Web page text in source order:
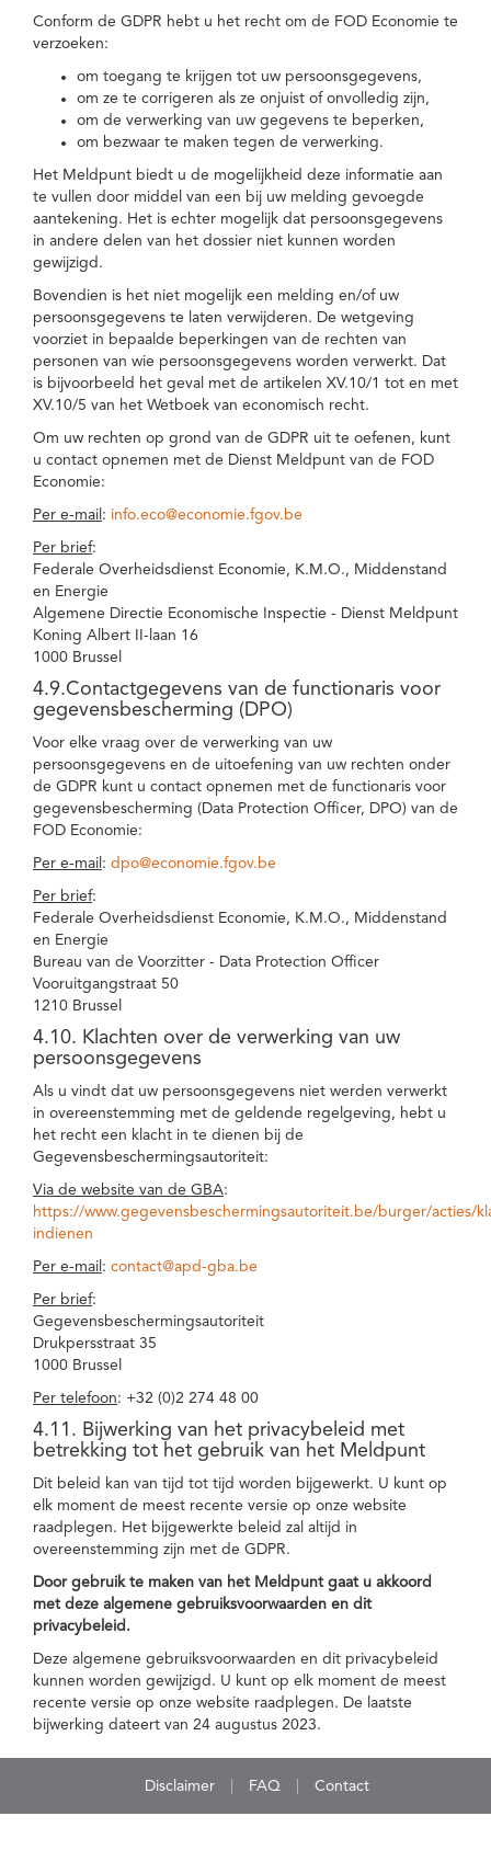
Conform de GDPR hebt u het recht om de FOD Economie te
verzoeken:
om toegang te krijgen tot uw persoonsgegevens,
om ze te corrigeren als ze onjuist of onvolledig zijn,
om de verwerking van uw gegevens te beperken,
om bezwaar te maken tegen de verwerking.
Het Meldpunt biedt u de mogelijkheid deze informatie aan
te vullen door middel van een bij uw melding gevoegde
aantekening. Het is echter mogelijk dat persoonsgegevens
in andere delen van het dossier niet kunnen worden
gewijzigd.
Bovendien is het niet mogelijk een melding en/of uw
persoonsgegevens te laten verwijderen. De wetgeving
voorziet in bepaalde beperkingen van de rechten van
personen van wie persoonsgegevens worden verwerkt. Dat
is bijvoorbeeld het geval met de artikelen XV.10/1 tot en met
XV.10/5 van het Wetboek van economisch recht.
Om uw rechten op grond van de GDPR uit te oefenen, kunt
u contact opnemen met de Dienst Meldpunt van de FOD
Economie:
Per e-mail : info.eco@economie.fgov.be
Per brief:
Federale Overheidsdienst Economie, K.M.O., Middenstand
en Energie
Algemene Directie Economische Inspectie - Dienst Meldpunt
Koning Albert II-laan 16
1000 Brussel
4.9.Contactgegevens van de functionaris voor
gegevensbescherming (DPO)
Voor elke vraag over de verwerking van uw
persoonsgegevens en de uitoefening van uw rechten onder
de GDPR kunt u contact opnemen met de functionaris voor
gegevensbescherming (Data Protection Officer, DPO) van de
FOD Economie:
Per e-mail : dpo@economie.fgov.be
Per brief:
Federale Overheidsdienst Economie, K.M.O., Middenstand
en Energie
Bureau van de Voorzitter - Data Protection Officer
Vooruitgangstraat 50
1210 Brussel
4.10. Klachten over de verwerking van uw
persoonsgegevens
Als u vindt dat uw persoonsgegevens niet werden verwerkt
in overeenstemming met de geldende regelgeving, hebt u
het recht een klacht in te dienen bij de
Gegevensbeschermingsautoriteit:
Via de website van de GBA:
https://www.gegevensbeschermingsautoriteit.be/burger/acties/
indienen
Per e-mail : contact@apd-gba.be
Per brief:
Gegevensbeschermingsautoriteit
Drukpersstraat 35
1000 Brussel
Per telefoon: +32 (0)2 274 48 00
4.11. Bijwerking van het privacybeleid met
betrekking tot het gebruik van het Meldpunt
Dit beleid kan van tijd tot tijd worden bijgewerkt. U kunt op
elk moment de meest recente versie op onze website
raadplegen. Het bijgewerkte beleid zal altijd in
overeenstemming zijn met de GDPR.
Door gebruik te maken van het Meldpunt gaat u akkoord
met deze algemene gebruiksvoorwaarden en dit
privacybeleid.
Deze algemene gebruiksvoorwaarden en dit privacybeleid
kunnen worden gewijzigd. U kunt op elk moment de meest
recente versie op onze website raadplegen. De laatste
bijwerking dateert van 24 augustus 2023.
Disclaimer FAQ Contact